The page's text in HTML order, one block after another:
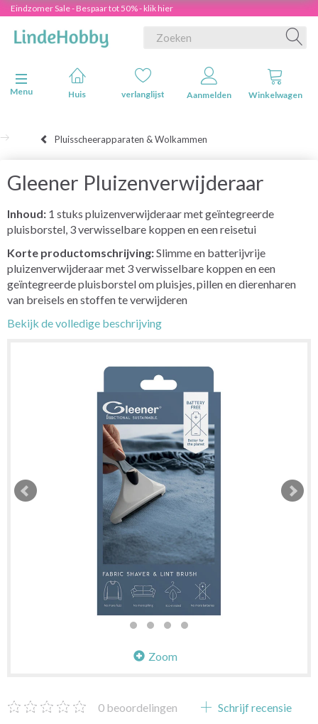
Eindzomer Sale - Bespaar tot 50% - klik hier
Navigatie in-/uitschakelen
Menu
Huis verlanglijst Aanmelden Winkelwagen
Pluisscheerapparaten & Wolkammen
Gleener Pluizenverwijderaar
Inhoud: 1 stuks pluizenverwijderaar met geïntegreerde
pluisborstel, 3 verwisselbare koppen en een reisetui
Korte productomschrijving:Slimme en batterijvrije
pluizenverwijderaar met 3 verwisselbare koppen en een
geïntegreerde pluisborstel om pluisjes, pillen en dierenharen
van breisels en stoffen te verwijderen
Bekijk de volledige beschrijving
Zoom
0 beoordelingen Schrijf recensie